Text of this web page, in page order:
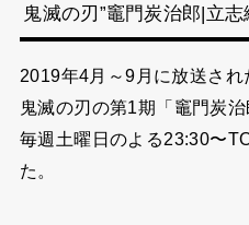
鬼滅の刃”竈門炭治郎|立
2019年4月～9月に放送され
鬼滅の刃の第1期「竈門炭
毎週土曜日のよる23:30〜
た。